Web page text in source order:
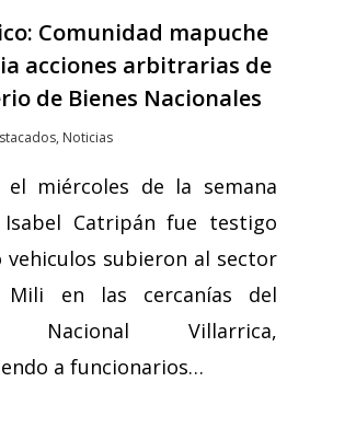
Comunidad mapuche
acciones arbitrarias de
de Bienes Nacionales
, Noticias
el miércoles de la semana
Isabel Catripán fue testigo
vehiculos subieron al sector
en las cercanías del
Nacional Villarrica,
a funcionarios…